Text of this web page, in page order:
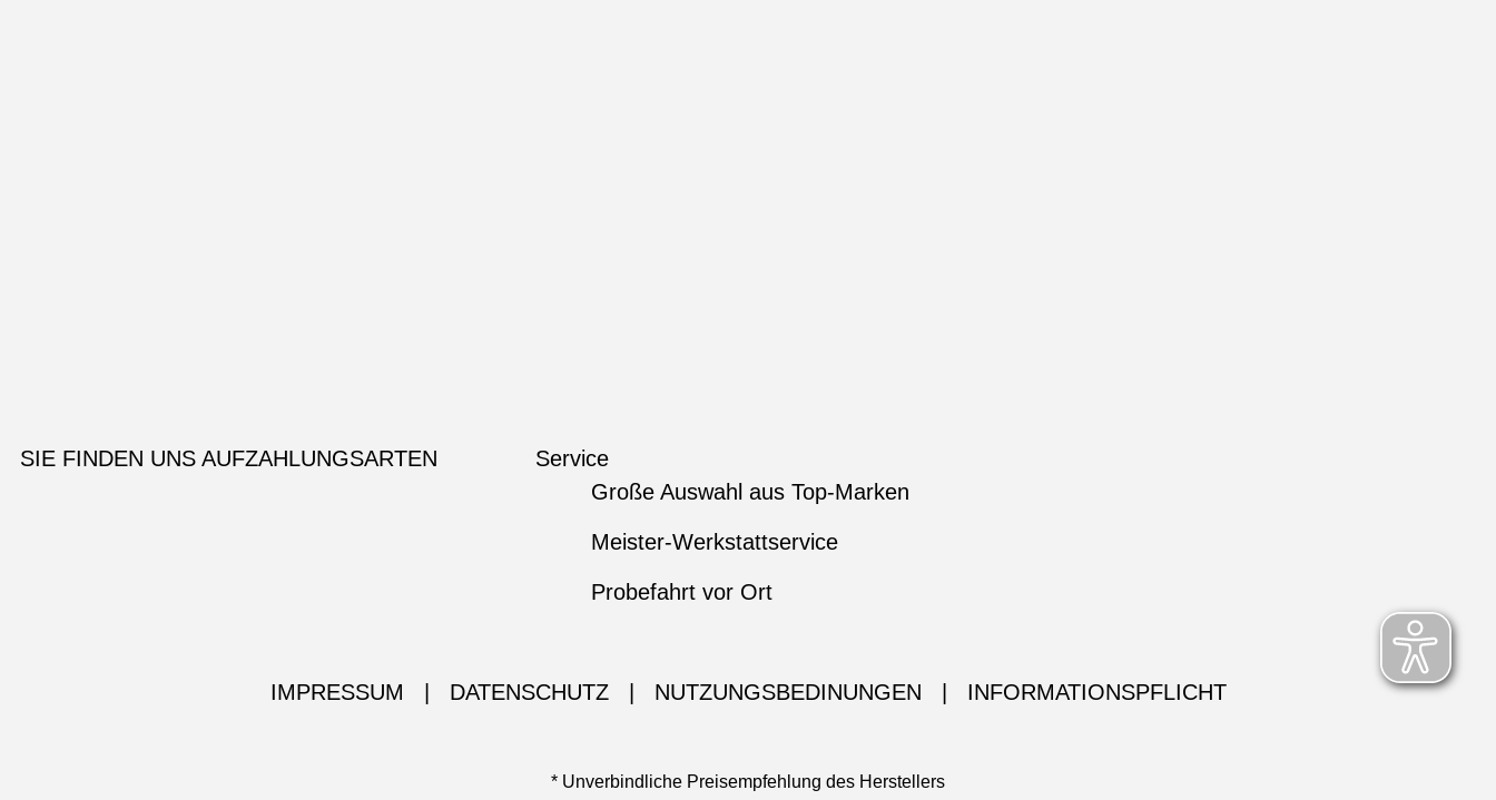
SIE FINDEN UNS AUFZAHLUNGSARTEN
Service
Große Auswahl aus Top-Marken
Meister-Werkstattservice
Probefahrt vor Ort
IMPRESSUM DATENSCHUTZ NUTZUNGSBEDINUNGEN INFORMATIONSPFLICHT
* Unverbindliche Preisempfehlung des Herstellers